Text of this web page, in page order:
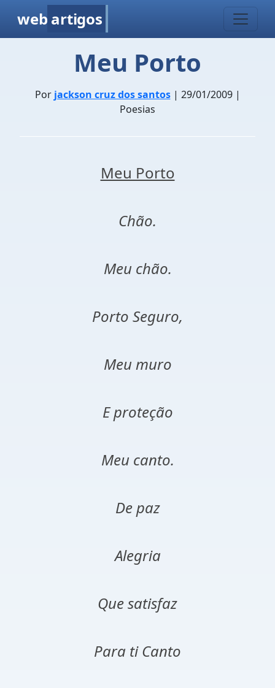
web artigos
Meu Porto
Por jackson cruz dos santos| 29/01/2009 |
Poesias
Meu Porto
Chão.
Meu chão.
Porto Seguro,
Meu muro
E proteção
Meu canto.
De paz
Alegria
Que satisfaz
Para ti Canto